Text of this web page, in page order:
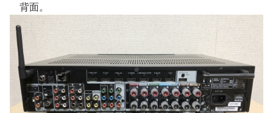
背面。